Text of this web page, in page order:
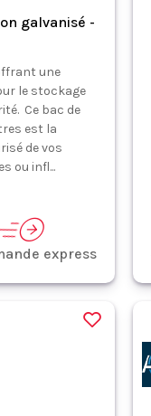
galvanisé -
une
le stockage
Ce bac de
est la
de vos
ou infl...
express